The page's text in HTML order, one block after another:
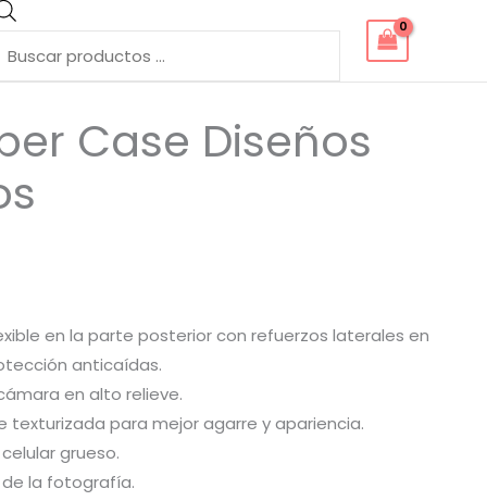
productos
Case Diseños
en la parte posterior con refuerzos laterales en
anticaídas.
en alto relieve.
texturizada para mejor agarre y apariencia.
grueso.
de la fotografía.